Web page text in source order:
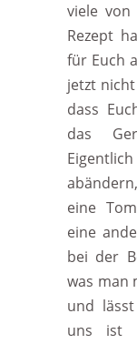
viele von
Rezept
für Euch
jetzt
dass
das
eine
eine
bei der
was man
und
uns ist